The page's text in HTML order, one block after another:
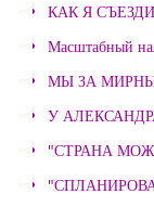
КАК Я
Масштабный
МЫ ЗА
У
"СТРАНА